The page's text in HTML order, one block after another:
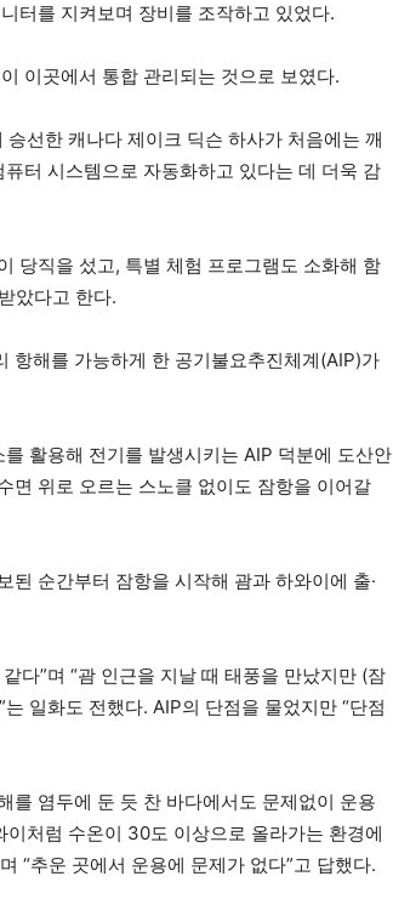
터를 지켜보며 장비를 조작하고 있었다.
이곳에서 통합 관리되는 것으로 보였다.
선한 캐나다 제이크 딕슨 하사가 처음에는 깨
터 시스템으로 자동화하고 있다는 데 더욱 감
당직을 섰고, 특별 체험 프로그램도 소화해 함
았다고 한다.
항해를 가능하게 한 공기불요추진체계(AIP)가
활용해 전기를 발생시키는 AIP 덕분에 도산안
면 위로 오르는 스노클 없이도 잠항을 이어갈
순간부터 잠항을 시작해 괌과 하와이에 출·
다”며 “괌 인근을 지날 때 태풍을 만났지만 (잠
일화도 전했다. AIP의 단점을 물었지만 “단점
를 염두에 둔 듯 찬 바다에서도 문제없이 운용
처럼 수온이 30도 이상으로 올라가는 환경에
“추운 곳에서 운용에 문제가 없다”고 답했다.